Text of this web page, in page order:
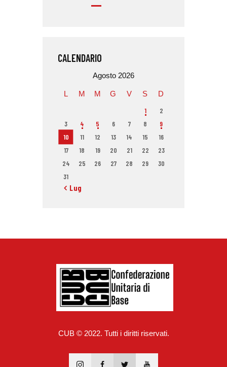
CALENDARIO
Agosto 2026
L M M G V S D
1
2
3
4 5 6 7 8
9
10
11 12 13 14 15
16
17
18 19 20 21 22
23
24
25 26 27 28 29
30
31
« Lug
CUB © 2022. Tutti i diritti riservati.